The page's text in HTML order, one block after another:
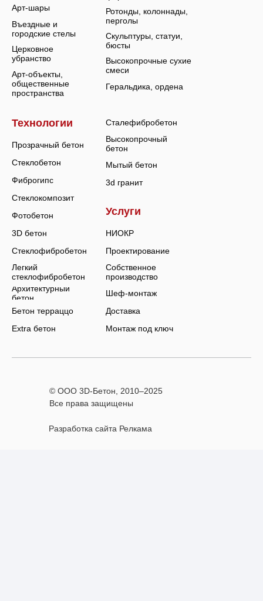
Арт-объекты,
общественные
пространства
Высокопрочные сухие
смеси
Скульптуры, статуи,
бюсты
Ротонды, колоннады,
перголы
Монтаж под ключ
Доставка
Шеф-монтаж
Собственное
производство
Проектирование
НИОКР
3d гранит
Мытый бетон
Высокопрочный
бетон
Сталефибробетон
Extra бетон
Бетон терраццо
Архитектурный
бетон
Легкий
стеклофибробетон
Стеклофибробетон
3D бетон
Фотобетон
Стеклокомпозит
Фиброгипс
Стеклобетон
Прозрачный бетон
Геральдика, ордена
Церковное
убранство
Въездные и
городские стелы
Арт-шары
Услуги
Технологии
Разработка сайта Релкама
© ООО 3D-Бетон, 2010–2025
Все права защищены